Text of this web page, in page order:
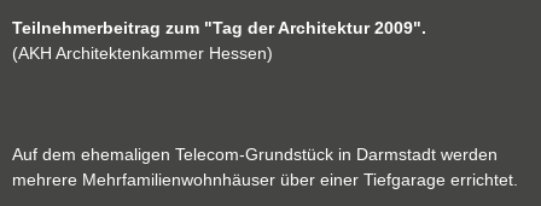
Teilnehmerbeitrag zum "Tag der Architektur 2009".
(AKH Architektenkammer Hessen)
Auf dem ehemaligen Telecom-Grundstück in Darmstadt werden
mehrere Mehrfamilienwohnhäuser über einer Tiefgarage errichtet.